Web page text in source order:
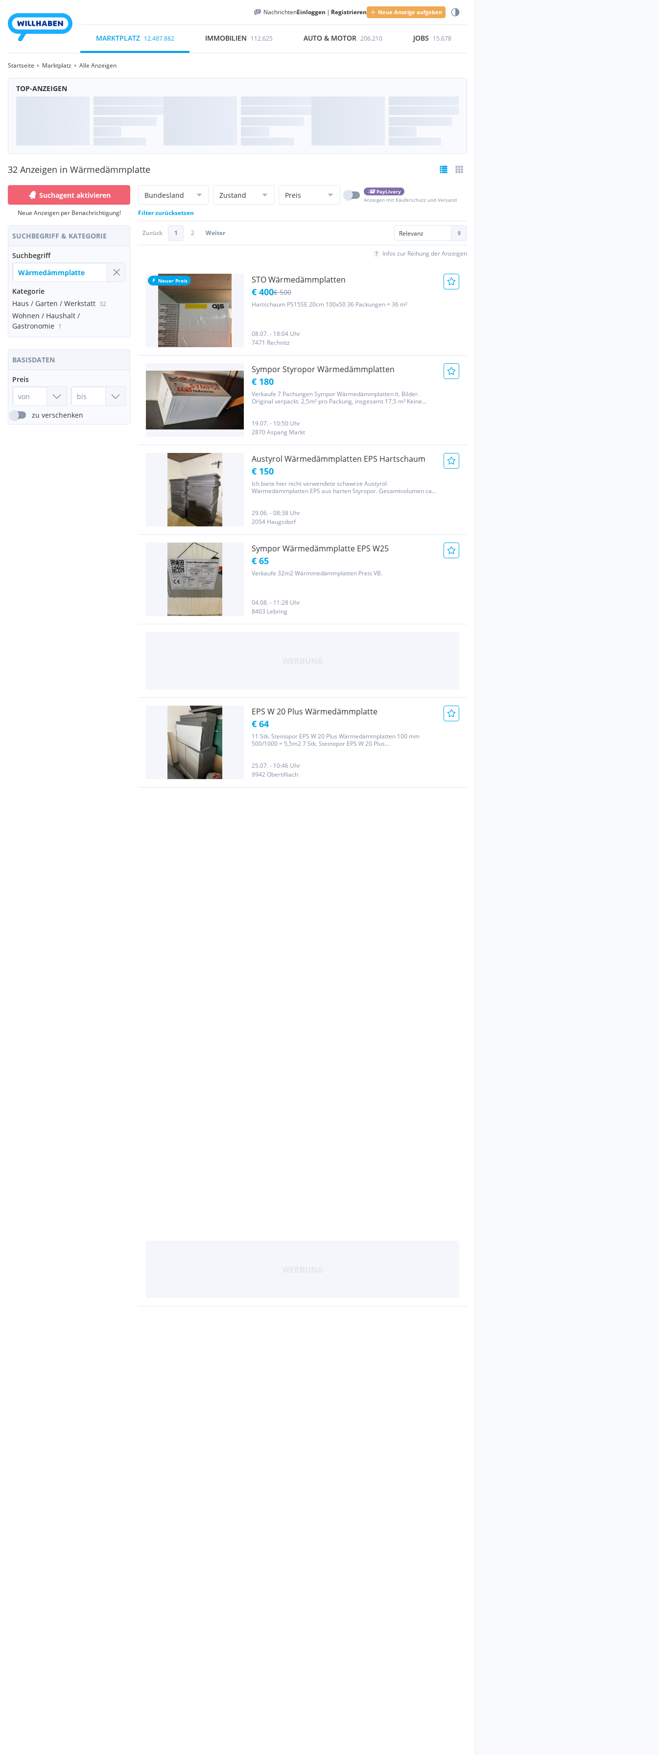
NachrichtenEinloggen | Registrieren Neue Anzeige aufgeben
MARKTPLATZ 12.487.882 IMMOBILIEN 112.625 AUTO & MOTOR 206.210 JOBS 15.678
Startseite Marktplatz Alle Anzeigen
TOP-ANZEIGEN
32 Anzeigen in Wärmedämmplatte
Suchagent aktivieren
Neue Anzeigen per Benachrichtigung!
SUCHBEGRIFF & KATEGORIE
Suchbegriff
Kategorie
Haus / Garten / Werkstatt 32
Wohnen / Haushalt /
Gastronomie 1
BASISDATEN
Preis
zu verschenken
Bundesland Zustand Preis
PayLivery
Anzeigen mit Käuferschutz und Versand
Filter zurücksetzen
Zurück 1 2 Weiter
Infos zur Reihung der Anzeigen
Neuer Preis STO Wärmedämmplatten
€ 400€ 500
Hartschaum PS15SE 20cm 100x50 36 Packungen = 36 m²
08.07. - 18:04 Uhr
7471 Rechnitz
Sympor Styropor Wärmedämmplatten
€ 180
Verkaufe 7 Pachungen Sympor Wärmedämmplatten lt. Bilder.
Original verpackt. 2,5m² pro Packung, insgesamt 17,5 m² Keine
19.07. - 10:50 Uhr
2870 Aspang Markt
Austyrol Wärmedämmplatten EPS Hartschaum
€ 150
Ich biete hier nicht verwendete schawrze Austyrol
Wärmedämmplatten EPS aus harten Styropor. Gesamtvolumen ca
Stück 12-8 cm 12...
29.06. - 08:38 Uhr
2054 Haugsdorf
Sympor Wärmedämmplatte EPS W25
€ 65
Verkaufe 32m2 Wärmmedämmplatten Preis VB.
04.08. - 11:28 Uhr
8403 Lebring
EPS W 20 Plus Wärmedämmplatte
€ 64
11 Stk. Steinopor EPS W 20 Plus Wärmedämmplatten 100 mm
500/1000 = 5,5m2 7 Stk. Steinopor EPS W 20 Plus
25.07. - 10:46 Uhr
9942 Obertilliach